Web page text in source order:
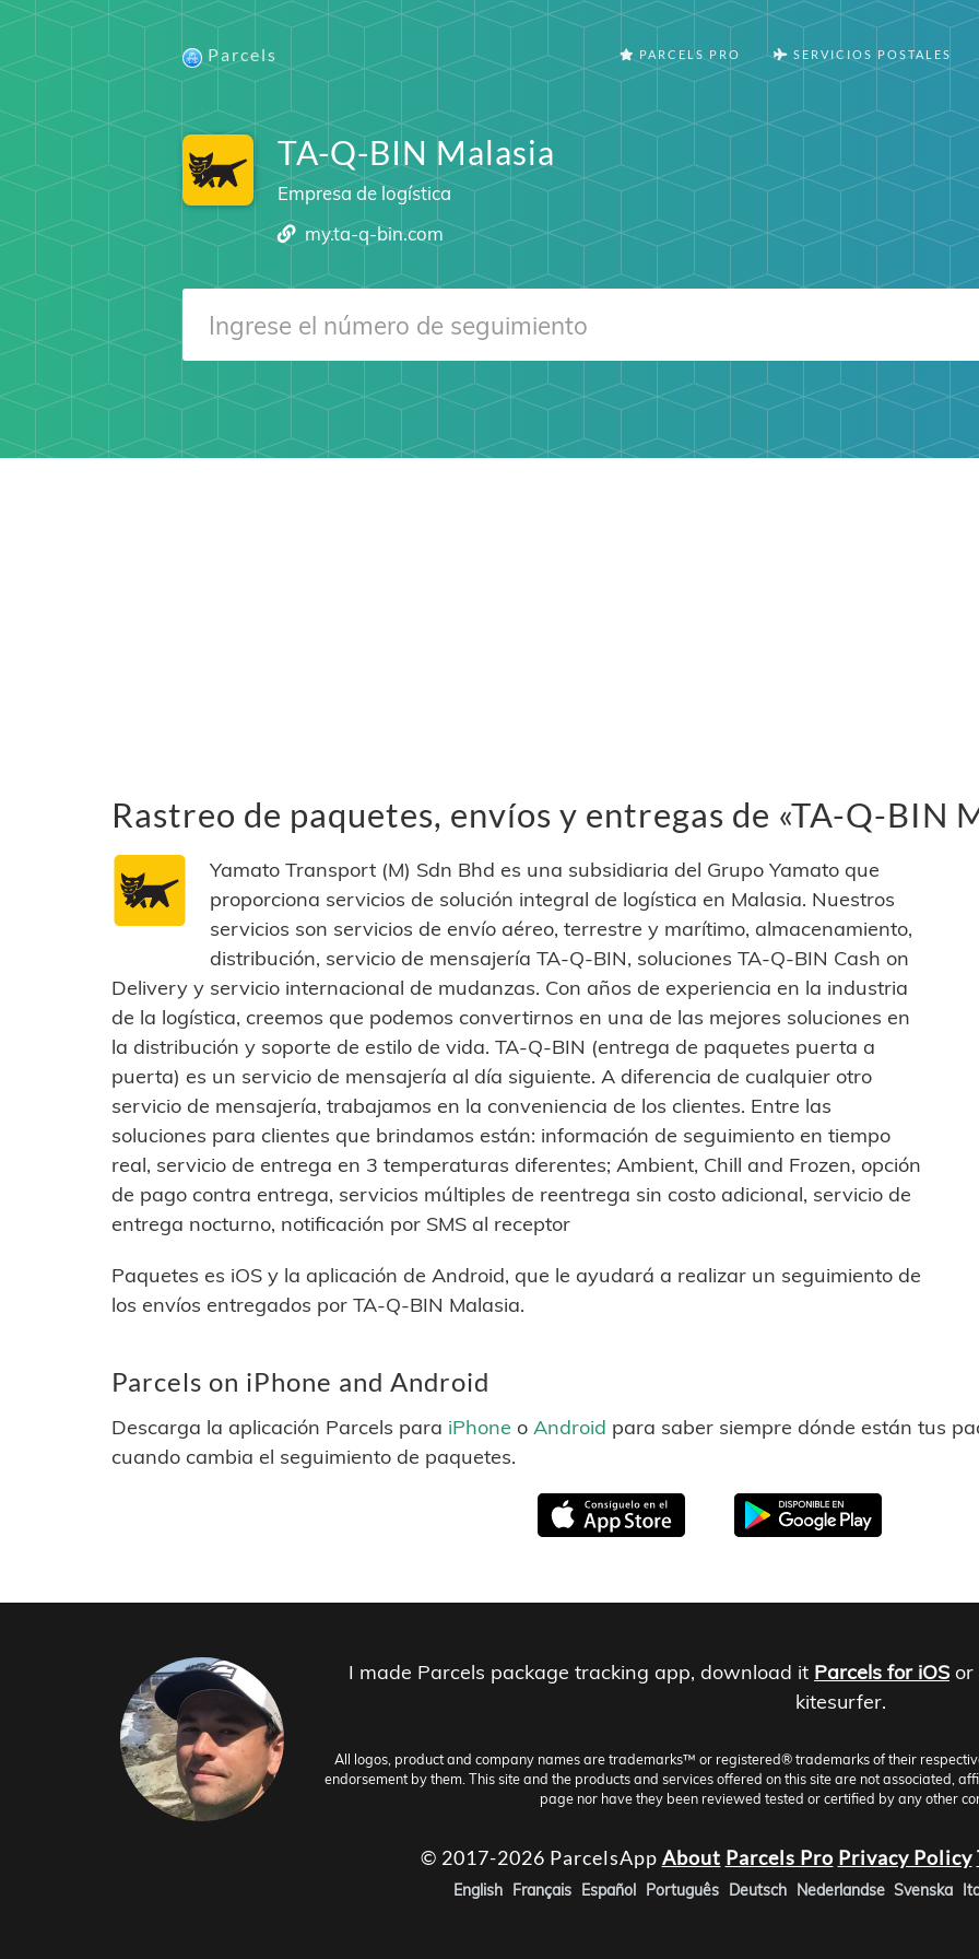
Parcels PARCELS PRO SERVICIOS POSTALES
TA-Q-BIN Malasia
Empresa de logística
my.ta-q-bin.com
Rastreo de paquetes, envíos y entregas de «TA-Q-BIN
Yamato Transport (M) Sdn Bhd es una subsidiaria del Grupo Yamato que
proporciona servicios de solución integral de logística en Malasia. Nuestros
servicios son servicios de envío aéreo, terrestre y marítimo, almacenamiento,
distribución, servicio de mensajería TA-Q-BIN, soluciones TA-Q-BIN Cash on
Delivery y servicio internacional de mudanzas. Con años de experiencia en la industria
de la logística, creemos que podemos convertirnos en una de las mejores soluciones en
la distribución y soporte de estilo de vida. TA-Q-BIN (entrega de paquetes puerta a
puerta) es un servicio de mensajería al día siguiente. A diferencia de cualquier otro
servicio de mensajería, trabajamos en la conveniencia de los clientes. Entre las
soluciones para clientes que brindamos están: información de seguimiento en tiempo
real, servicio de entrega en 3 temperaturas diferentes; Ambient, Chill and Frozen, opción
de pago contra entrega, servicios múltiples de reentrega sin costo adicional, servicio de
entrega nocturno, notificación por SMS al receptor
Paquetes es iOS y la aplicación de Android, que le ayudará a realizar un seguimiento de
los envíos entregados por TA-Q-BIN Malasia.
Parcels on iPhone and Android
Descarga la aplicación Parcels para iPhone o Android para saber siempre dónde están tus
cuando cambia el seguimiento de paquetes.
I made Parcels package tracking app, download it Parcels for iOS or
kitesurfer.
All logos, product and company names are trademarks™ or registered® trademarks of their
endorsement by them. This site and the products and services offered on this site are not associated,
page nor have they been reviewed tested or certified by any other
© 2017-2026 ParcelsApp About Parcels Pro Privacy Policy
English Français Español Português Deutsch Nederlandse Svenska